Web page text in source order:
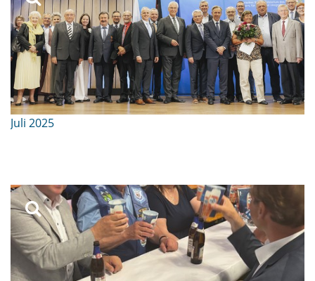
Juli 2025